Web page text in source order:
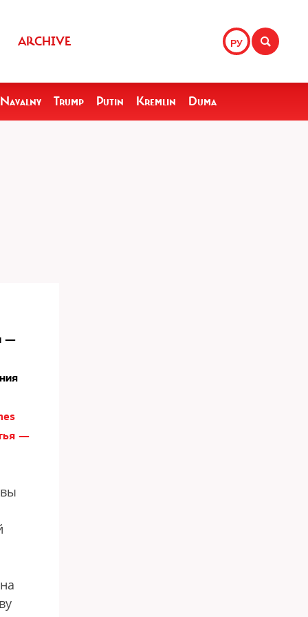
РУ
ARCHIVE
Navalny Trump Putin Kremlin Duma
—
—